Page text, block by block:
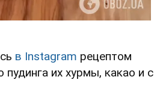
в Instagram рецептом
пудинга их хурмы, какао и с